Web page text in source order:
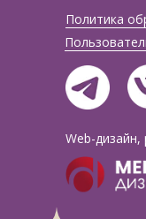
Политика
Web-дизайн,